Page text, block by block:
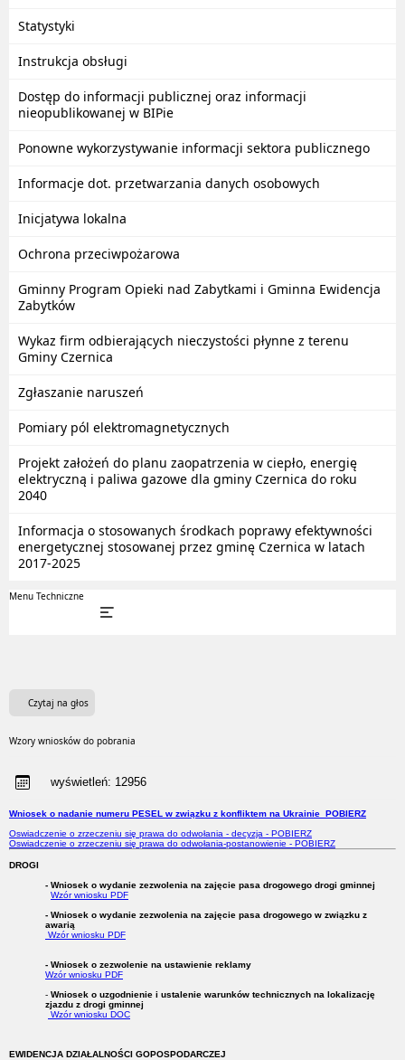
Statystyki
Instrukcja obsługi
Dostęp do informacji publicznej oraz informacji
nieopublikowanej w BIPie
Ponowne wykorzystywanie informacji sektora publicznego
Informacje dot. przetwarzania danych osobowych
Inicjatywa lokalna
Ochrona przeciwpożarowa
Gminny Program Opieki nad Zabytkami i Gminna Ewidencja
Zabytków
Wykaz firm odbierających nieczystości płynne z terenu
Gminy Czernica
Zgłaszanie naruszeń
Pomiary pól elektromagnetycznych
Projekt założeń do planu zaopatrzenia w ciepło, energię
elektryczną i paliwa gazowe dla gminy Czernica do roku
2040
Informacja o stosowanych środkach poprawy efektywności
energetycznej stosowanej przez gminę Czernica w latach
2017-2025
Menu Techniczne
Czytaj na głos
Wzory wniosków do pobrania
wyświetleń: 12956
Wniosek o nadanie numeru PESEL w związku z konfliktem na Ukrainie POBIERZ
Oswiadczenie o zrzeczeniu się prawa do odwołania - decyzja - POBIERZ
Oswiadczenie o zrzeczeniu się prawa do odwołania-postanowienie - POBIERZ
DROGI
- Wniosek o wydanie zezwolenia na zajęcie pasa drogowego drogi gminnej
Wzór wniosku PDF
- Wniosek o wydanie zezwolenia na zajęcie pasa drogowego w związku z
awarią
Wzór wniosku PDF
- Wniosek o zezwolenie na ustawienie reklamy
Wzór wniosku PDF
- Wniosek o uzgodnienie i ustalenie warunków technicznych na lokalizację
zjazdu z drogi gminnej
Wzór wniosku DOC
EWIDENCJA DZIAŁALNOŚCI GOPOSPODARCZEJ